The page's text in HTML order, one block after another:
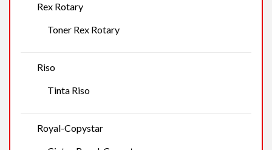
Rex Rotary
Toner Rex Rotary
Riso
Tinta Riso
Royal-Copystar